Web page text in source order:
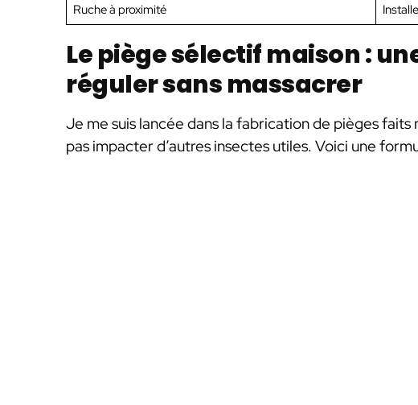
Ruche à proximité
Le piège sélectif maison :
réguler sans massacrer
Je me suis lancée dans la fabrication de pièges faits
pas impacter d’autres insectes utiles. Voici une